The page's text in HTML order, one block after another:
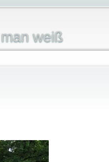
weiß